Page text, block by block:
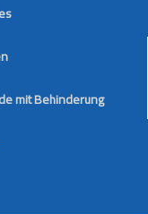
mit Behinderung